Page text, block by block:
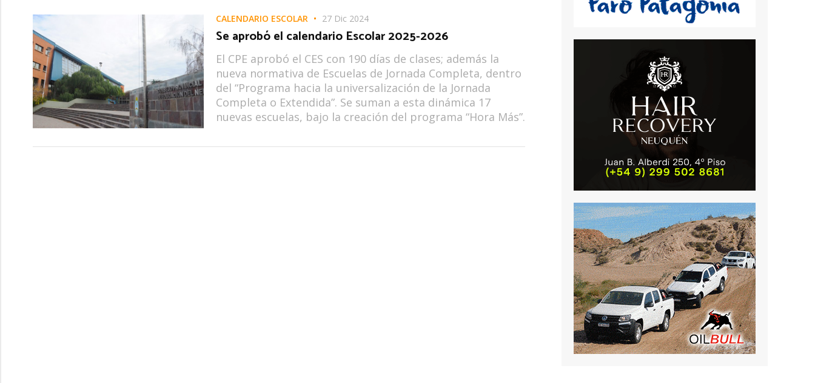
CALENDARIO ESCOLAR 27 Dic 2024
Se aprobó el calendario Escolar 2025-2026
El CPE aprobó el CES con 190 días de clases; además la
nueva normativa de Escuelas de Jornada Completa, dentro
del “Programa hacia la universalización de la Jornada
Completa o Extendida”. Se suman a esta dinámica 17
nuevas escuelas, bajo la creación del programa “Hora Más”.